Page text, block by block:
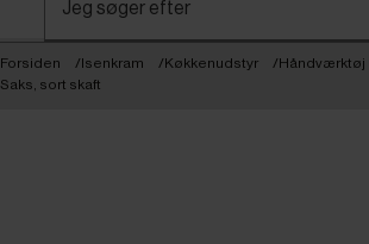
Forsiden Isenkram Køkkenudstyr Håndværktøj
Saks, sort skaft